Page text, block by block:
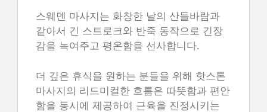
스웨덴 마사지는 화창한 날의 산들바람과
같아서 긴 스트로크와 반죽 동작으로 긴장
감을 녹여주고 평온함을 선사합니다.
더 깊은 휴식을 원하는 분들을 위해 핫스톤
마사지의 리드미컬한 흐름은 따뜻함과 편안
함을 동시에 제공하여 근육을 진정시키는